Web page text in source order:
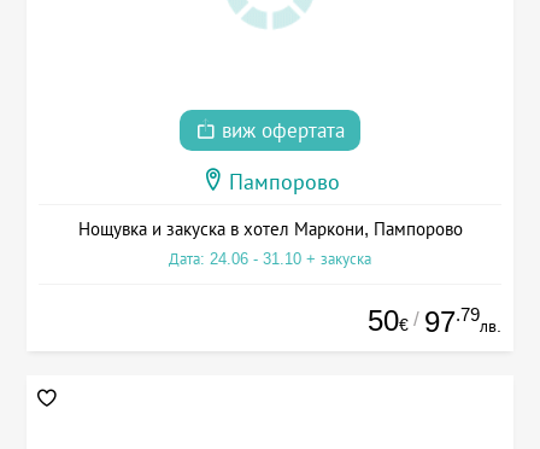
виж офертата
Пампорово
Нощувка и закуска в хотел Маркони, Пампорово
Дата: 24.06 - 31.10 + закуска
50€ / 97.79
лв.